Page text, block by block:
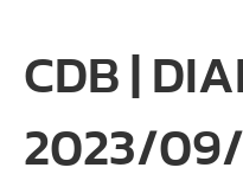
CDB |
2023/